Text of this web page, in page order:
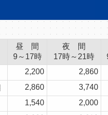
昼 間
9～17時
夜 間
17時～21時
2,200 2,860
2,860 3,740
1,540 2,000